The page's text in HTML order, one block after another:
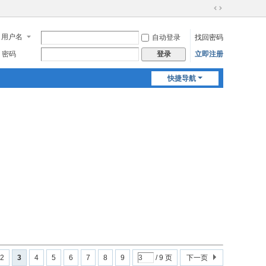
切
到
宽
用户名 自动登录
找回密码
密码
登录 立即注册
快捷导航
2 3 4 5 6 7 8 9 / 9 页 下一页